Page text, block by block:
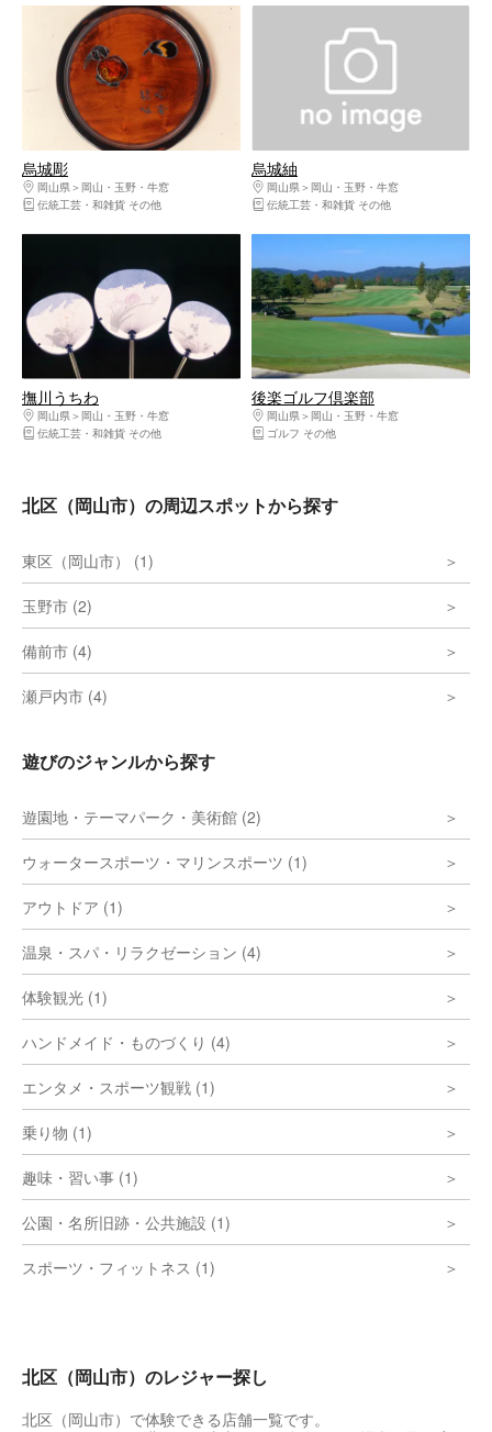
烏城彫
岡山県
岡山・玉野・牛窓
伝統工芸・和雑貨 その他
烏城紬
岡山県
岡山・玉野・牛窓
伝統工芸・和雑貨 その他
撫川うちわ
岡山県
岡山・玉野・牛窓
伝統工芸・和雑貨 その他
後楽ゴルフ倶楽部
岡山県
岡山・玉野・牛窓
ゴルフ その他
北区（岡山市）の周辺スポットから探す
東区（岡山市） (1)
玉野市 (2)
備前市 (4)
瀬戸内市 (4)
遊びのジャンルから探す
遊園地・テーマパーク・美術館 (2)
ウォータースポーツ・マリンスポーツ (1)
アウトドア (1)
温泉・スパ・リラクゼーション (4)
体験観光 (1)
ハンドメイド・ものづくり (4)
エンタメ・スポーツ観戦 (1)
乗り物 (1)
趣味・習い事 (1)
公園・名所旧跡・公共施設 (1)
スポーツ・フィットネス (1)
北区（岡山市）のレジャー探し
北区（岡山市）で体験できる店舗一覧です。